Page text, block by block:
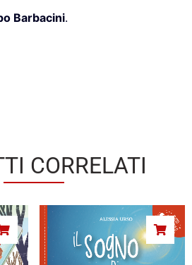
Barbacini.
CORRELATI